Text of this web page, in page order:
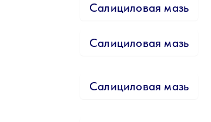
Салициловая мазь
Салициловая мазь
Салициловая мазь